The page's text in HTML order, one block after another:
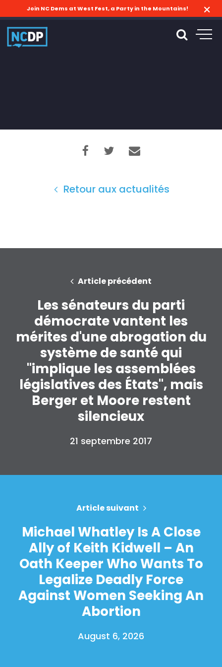
Join NC Dems at West Fest, a Party in the Mountains!
Retour aux actualités
Article précédent
Les sénateurs du parti
démocrate vantent les
mérites d'une abrogation du
système de santé qui
"implique les assemblées
législatives des États", mais
Berger et Moore restent
silencieux
21 septembre 2017
Article suivant
Michael Whatley Is A Close
Ally of Keith Kidwell – An
Oath Keeper Who Wants To
Legalize Deadly Force
Against Women Seeking An
Abortion
August 6, 2026